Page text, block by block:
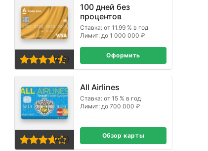
100 дней без
процентов
Ставка: от 11.99 % в год
Лимит: до 1 000 000 ₽
(4,9) Оформить
All Airlines
Ставка: от 15 % в год
Лимит: до 700 000 ₽
(4,0) Обзор карты